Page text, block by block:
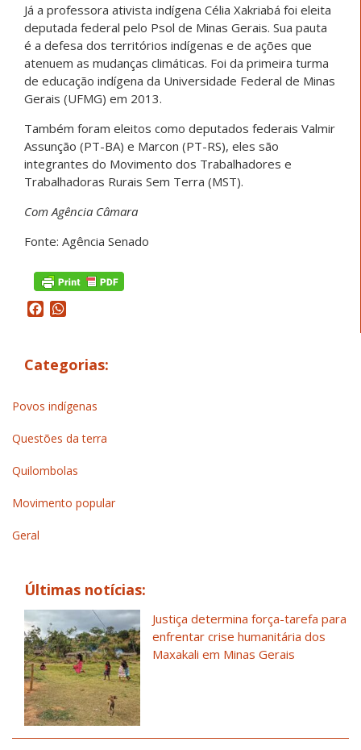
Já a professora ativista indígena Célia Xakriabá foi eleita
deputada federal pelo Psol de Minas Gerais. Sua pauta
é a defesa dos territórios indígenas e de ações que
atenuem as mudanças climáticas. Foi da primeira turma
de educação indígena da Universidade Federal de Minas
Gerais (UFMG) em 2013.
Também foram eleitos como deputados federais Valmir
Assunção (PT-BA) e Marcon (PT-RS), eles são
integrantes do Movimento dos Trabalhadores e
Trabalhadoras Rurais Sem Terra (MST).
Com Agência Câmara
Fonte: Agência Senado
Facebook
Categorias:
Povos indígenas
Questões da terra
Quilombolas
Movimento popular
Geral
Últimas notícias:
Justiça determina força-tarefa para
enfrentar crise humanitária dos
Maxakali em Minas Gerais